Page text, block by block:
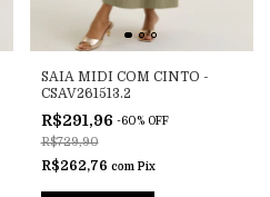
SAIA MIDI COM CINTO -
CSAV261513.2
R$291,96 -60% OFF
R$729,90
R$262,76 com Pix